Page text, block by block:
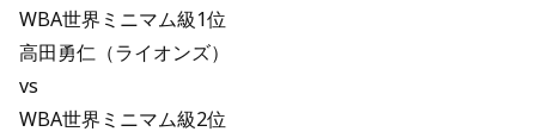
WBA世界ミニマム級1位
高田勇仁（ライオンズ）
vs
WBA世界ミニマム級2位